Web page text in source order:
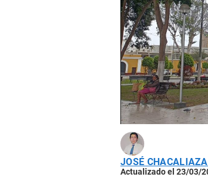
JOSÉ
Actualizado el 23/03/